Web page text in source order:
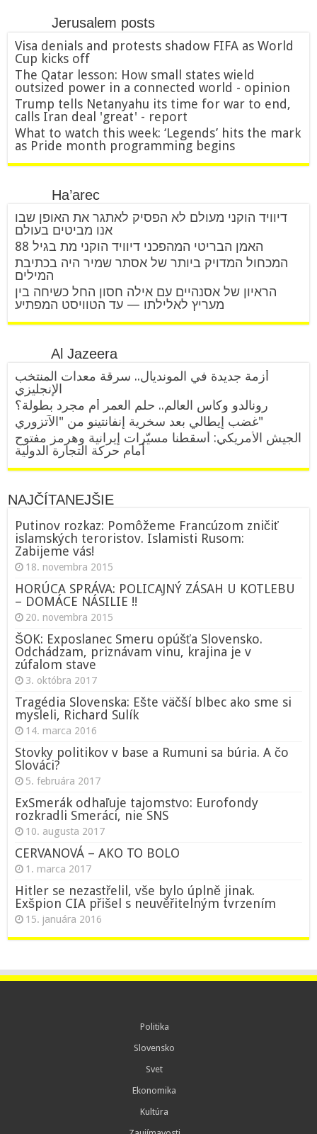
Jerusalem posts
Visa denials and protests shadow FIFA as World
Cup kicks off
The Qatar lesson: How small states wield
outsized power in a connected world - opinion
Trump tells Netanyahu its time for war to end,
calls Iran deal 'great' - report
What to watch this week: ‘Legends’ hits the mark
as Pride month programming begins
Ha’arec
דיוויד הוקני מעולם לא הפסיק לאתגר את האופן שבו
אנו מביטים בעולם
האמן הבריטי המהפכני דיוויד הוקני מת בגיל 88
המכחול המדויק ביותר של אסתר שמיר היה בכתיבת
המילים
הראיון של אסנהיים עם אילה חסון החל כשיחה בין
מעריץ לאלילתו — עד הטוויסט המפתיע
Al Jazeera
أزمة جديدة في المونديال.. سرقة معدات المنتخب
الإنجليزي
رونالدو وكأس العالم.. حلم العمر أم مجرد بطولة؟
غضب إيطالي بعد سخرية إنفانتينو من "الآتزوري"
الجيش الأمريكي: أسقطنا مسيّرات إيرانية وهرمز مفتوح
أمام حركة التجارة الدولية
NAJČÍTANEJŠIE
Putinov rozkaz: Pomôžeme Francúzom zničiť
islamských teroristov. Islamisti Rusom:
Zabijeme vás!
18. novembra 2015
HORÚCA SPRÁVA: POLICAJNÝ ZÁSAH U KOTLEBU
– DOMÁCE NÁSILIE !!
20. novembra 2015
ŠOK: Exposlanec Smeru opúšťa Slovensko.
Odchádzam, priznávam vinu, krajina je v
zúfalom stave
3. októbra 2017
Tragédia Slovenska: Ešte väčší blbec ako sme si
mysleli, Richard Sulík
14. marca 2016
Stovky politikov v base a Rumuni sa búria. A čo
Slováci?
5. februára 2017
ExSmerák odhaľuje tajomstvo: Eurofondy
rozkradli Smeráci, nie SNS
10. augusta 2017
CERVANOVÁ – AKO TO BOLO
1. marca 2017
Hitler se nezastřelil, vše bylo úplně jinak.
Exšpion CIA přišel s neuvěřitelným tvrzením
15. januára 2016
Politika
Slovensko
Svet
Ekonomika
Kultúra